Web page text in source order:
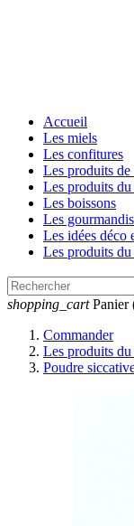
Accueil
Les miels
Les confitures
Les produits de
Les produits du
Les boissons
Les
Les idées déco
Les produits
shopping_cart Panier
Commander
Les produits du
Poudre